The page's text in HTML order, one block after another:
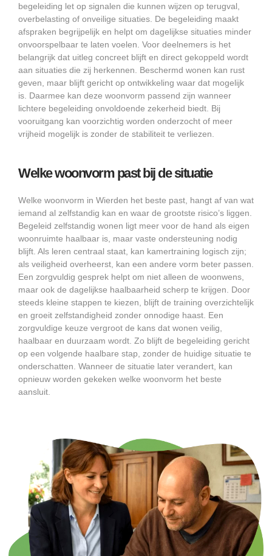
begeleiding let op signalen die kunnen wijzen op terugval,
overbelasting of onveilige situaties. De begeleiding maakt
afspraken begrijpelijk en helpt om dagelijkse situaties minder
onvoorspelbaar te laten voelen. Voor deelnemers is het
belangrijk dat uitleg concreet blijft en direct gekoppeld wordt
aan situaties die zij herkennen. Beschermd wonen kan rust
geven, maar blijft gericht op ontwikkeling waar dat mogelijk
is. Daarmee kan deze woonvorm passend zijn wanneer
lichtere begeleiding onvoldoende zekerheid biedt. Bij
vooruitgang kan voorzichtig worden onderzocht of meer
vrijheid mogelijk is zonder de stabiliteit te verliezen.
Welke woonvorm past bij de situatie
Welke woonvorm in Wierden het beste past, hangt af van wat
iemand al zelfstandig kan en waar de grootste risico’s liggen.
Begeleid zelfstandig wonen ligt meer voor de hand als eigen
woonruimte haalbaar is, maar vaste ondersteuning nodig
blijft. Als leren centraal staat, kan kamertraining logisch zijn;
als veiligheid overheerst, kan een andere vorm beter passen.
Een zorgvuldig gesprek helpt om niet alleen de woonwens,
maar ook de dagelijkse haalbaarheid scherp te krijgen. Door
steeds kleine stappen te kiezen, blijft de training overzichtelijk
en groeit zelfstandigheid zonder onnodige haast. Een
zorgvuldige keuze vergroot de kans dat wonen veilig,
haalbaar en duurzaam wordt. Zo blijft de begeleiding gericht
op een volgende haalbare stap, zonder de huidige situatie te
onderschatten. Wanneer de situatie later verandert, kan
opnieuw worden gekeken welke woonvorm het beste
aansluit.